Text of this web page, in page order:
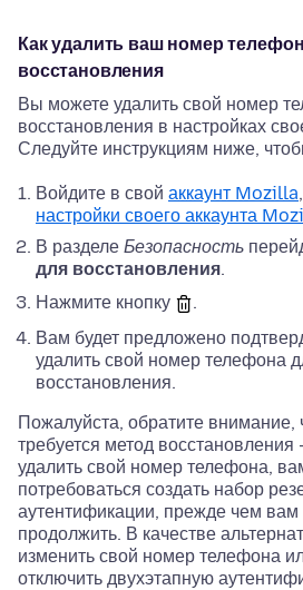
Как удалить ваш номер
восстановления
Вы можете удалить свой номер
восстановления в настройках
Следуйте инструкциям ниже,
Войдите в свой аккаунт Mozilla
настройки своего аккаунта
В разделе Безопасность
для восстановления.
Нажмите кнопку
.
Вам будет предложено
удалить свой номер телефона
восстановления.
Пожалуйста, обратите внимание,
требуется метод восстановления
удалить свой номер телефона,
потребоваться создать набор
аутентификации, прежде чем вам
продолжить. В качестве
изменить свой номер телефона
отключить двухэтапную